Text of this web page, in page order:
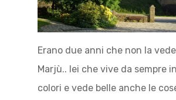
Erano due anni che non la
Marjù.. lei che vive da sempre
colori e vede belle anche le